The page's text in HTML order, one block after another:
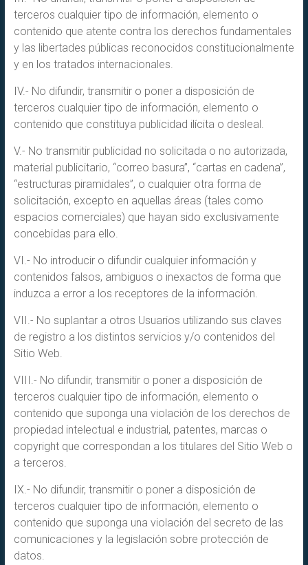
terceros cualquier tipo de información, elemento o
contenido que atente contra los derechos fundamentales
y las libertades públicas reconocidos constitucionalmente
y en los tratados internacionales.
IV.- No difundir, transmitir o poner a disposición de
terceros cualquier tipo de información, elemento o
contenido que constituya publicidad ilícita o desleal.
V.- No transmitir publicidad no solicitada o no autorizada,
material publicitario, “correo basura”, “cartas en cadena”,
“estructuras piramidales”, o cualquier otra forma de
solicitación, excepto en aquellas áreas (tales como
espacios comerciales) que hayan sido exclusivamente
concebidas para ello.
VI.- No introducir o difundir cualquier información y
contenidos falsos, ambiguos o inexactos de forma que
induzca a error a los receptores de la información.
VII.- No suplantar a otros Usuarios utilizando sus claves
de registro a los distintos servicios y/o contenidos del
Sitio Web.
VIII.- No difundir, transmitir o poner a disposición de
terceros cualquier tipo de información, elemento o
contenido que suponga una violación de los derechos de
propiedad intelectual e industrial, patentes, marcas o
copyright que correspondan a los titulares del Sitio Web o
a terceros.
IX.- No difundir, transmitir o poner a disposición de
terceros cualquier tipo de información, elemento o
contenido que suponga una violación del secreto de las
comunicaciones y la legislación sobre protección de
datos.